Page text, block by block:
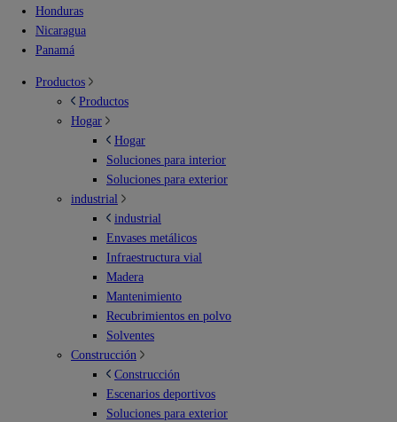
Honduras
Nicaragua
Panamá
Productos
Productos
Hogar
Hogar
Soluciones para interior
Soluciones para exterior
industrial
industrial
Envases metálicos
Infraestructura vial
Madera
Mantenimiento
Recubrimientos en polvo
Solventes
Construcción
Construcción
Escenarios deportivos
Soluciones para exterior